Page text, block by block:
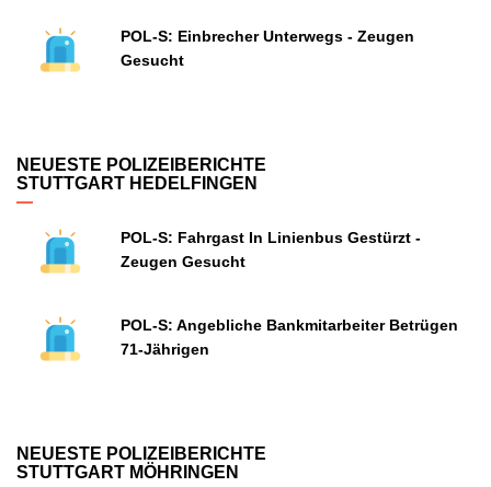
POL-S: Einbrecher Unterwegs - Zeugen
Gesucht
NEUESTE POLIZEIBERICHTE
STUTTGART HEDELFINGEN
POL-S: Fahrgast In Linienbus Gestürzt -
Zeugen Gesucht
POL-S: Angebliche Bankmitarbeiter Betrügen
71-Jährigen
NEUESTE POLIZEIBERICHTE
STUTTGART MÖHRINGEN